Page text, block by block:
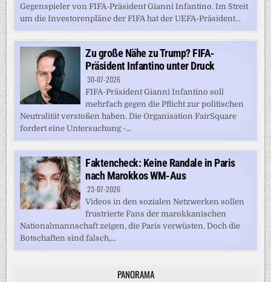
Gegenspieler von FIFA-Präsident Gianni Infantino. Im Streit
um die Investorenpläne der FIFA hat der UEFA-Präsident...
Zu große Nähe zu Trump? FIFA-
Präsident Infantino unter Druck
30-07-2026
FIFA-Präsident Gianni Infantino soll
mehrfach gegen die Pflicht zur politischen
Neutralität verstoßen haben. Die Organisation FairSquare
fordert eine Untersuchung -...
Faktencheck: Keine Randale in Paris
nach Marokkos WM-Aus
23-07-2026
Videos in den sozialen Netzwerken sollen
frustrierte Fans der marokkanischen
Nationalmannschaft zeigen, die Paris verwüsten. Doch die
Botschaften sind falsch,...
PANORAMA